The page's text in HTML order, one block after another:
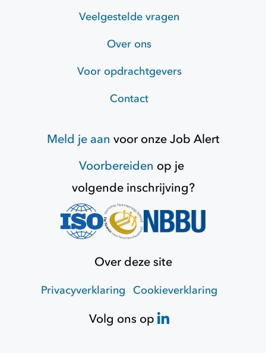
Veelgestelde vragen
Over ons
Voor opdrachtgevers
Contact
Meld je aan voor onzeJob Alert
Voorbereiden op je
volgende inschrijving?
Over deze site
Privacyverklaring Cookieverklaring
Volg ons op